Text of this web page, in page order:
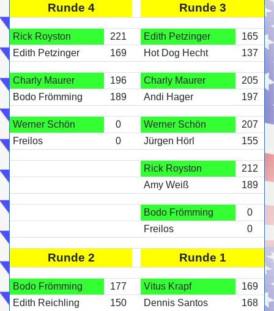
Runde 4 Runde 3
Rick Royston 221 Edith Petzinger
165
Edith Petzinger
169 Hot Dog Hecht 137
Charly Maurer 196 Charly Maurer
205
Bodo Frömming
189 Andi Hager 197
Werner Schön 0 Werner Schön
207
Freilos
0 Jürgen Hörl 155
Rick Royston
212
Amy Weiß
189
Bodo Frömming
0
Freilos
0
Runde 2 Runde 1
Bodo Frömming 177 Vitus Krapf
169
Edith Reichling
150 Dennis Santos 168